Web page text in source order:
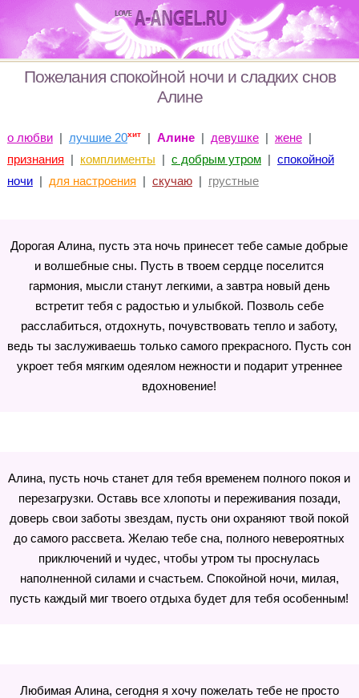
Пожелания спокойной ночи и сладких снов
Алине
о любви| лучшие 20хит| Алине| девушке| жене|
признания | комплименты | с добрым утром| спокойной
ночи| для настроения | скучаю| грустные
Дорогая Алина, пусть эта ночь принесет тебе самые добрые
и волшебные сны. Пусть в твоем сердце поселится
гармония, мысли станут легкими, а завтра новый день
встретит тебя с радостью и улыбкой. Позволь себе
расслабиться, отдохнуть, почувствовать тепло и заботу,
ведь ты заслуживаешь только самого прекрасного. Пусть сон
укроет тебя мягким одеялом нежности и подарит утреннее
вдохновение!
Алина, пусть ночь станет для тебя временем полного покоя и
перезагрузки. Оставь все хлопоты и переживания позади,
доверь свои заботы звездам, пусть они охраняют твой покой
до самого рассвета. Желаю тебе сна, полного невероятных
приключений и чудес, чтобы утром ты проснулась
наполненной силами и счастьем. Спокойной ночи, милая,
пусть каждый миг твоего отдыха будет для тебя особенным!
Любимая Алина, сегодня я хочу пожелать тебе не просто